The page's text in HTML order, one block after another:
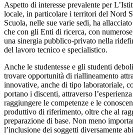
Aspetto di interesse prevalente per
locale, in particolare i territori del Nord
Scuola, nelle sue varie sedi, ha
che con gli Enti di ricerca, con
una sinergia pubblico-privato nella
del lavoro tecnico e specialistico.
Anche le studentesse e gli studenti
trovare opportunità di riallineamento
innovative, anche di tipo laboratoriale,
portano i discenti, attraverso
raggiungere le competenze e le
produttivo di riferimento, oltre che al
preparazione di base. Non meno
l’inclusione dei soggetti diversamente